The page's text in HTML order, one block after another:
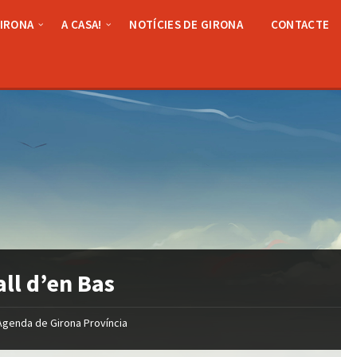
A CASA! NOTÍCIES DE GIRONA CONTACTE
d’en Bas
de Girona Província